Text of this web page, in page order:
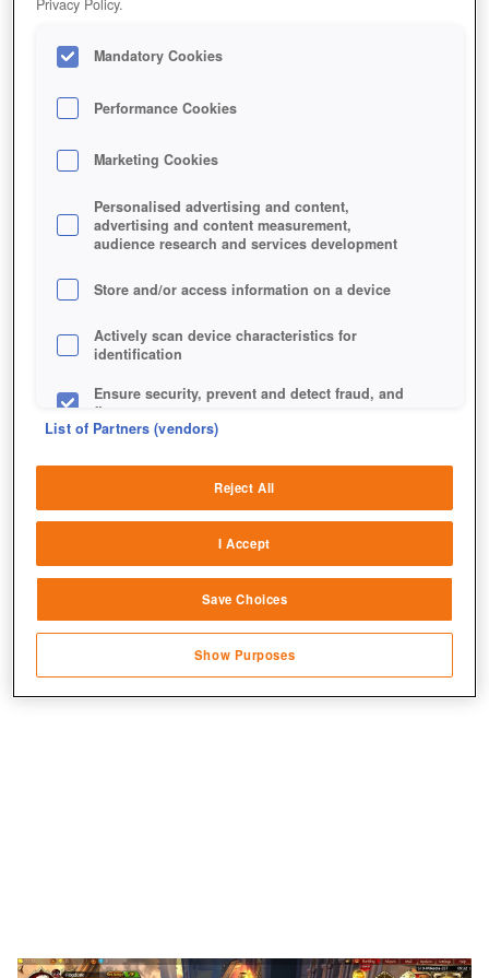
Wie in klassischen J-RPGs stellt ihr euch eine
Heldentruppe zusammen.
Privacy Policy.
Mandatory Cookies
Performance Cookies
Marketing Cookies
Personalised advertising and content,
advertising and content measurement,
audience research and services development
Store and/or access information on a device
Actively scan device characteristics for
identification
Ensure security, prevent and detect fraud, and
fix errors
sources
Link different devices
transmitted automatically
Save and communicate privacy choices
List of Partners (vendors)
Reject All
I Accept
Save Choices
Show Purposes